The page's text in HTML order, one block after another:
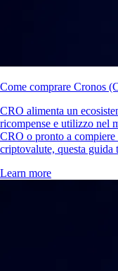
Come comprare Cronos
CRO alimenta un
ricompense e utilizzo nel
CRO o pronto a
criptovalute, questa guida
Learn more